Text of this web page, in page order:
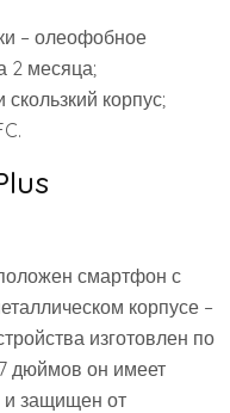
– олеофобное
2 месяца;
корпус;
смартфон с
корпусе –
изготовлен по
дюймов он имеет
и защищен от